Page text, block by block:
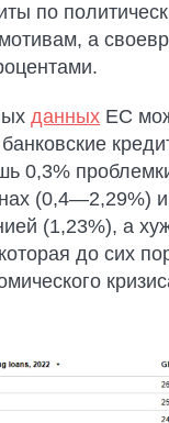
по
а
данных ЕС
0,3%
(0,4—2,29%)
(1,23%), а
до сих